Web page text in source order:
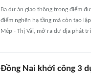
Ba dự án giao thông trọng điểm
điểm nghẽn hạ tầng mà còn tạo
Mép - Thị Vải, mở ra dư địa phát
Đồng Nai khởi công 3